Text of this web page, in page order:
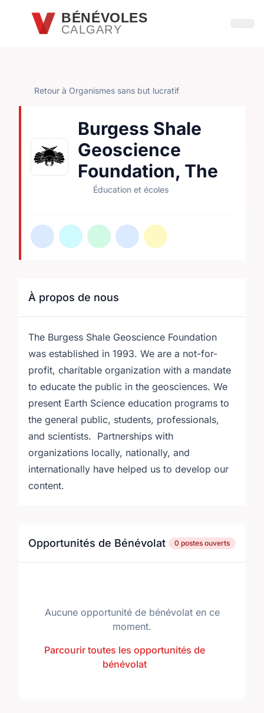
Passer au contenu principal
BÉNÉVOLES
CALGARY
Retour à Organismes sans but lucratif
Burgess Shale
Geoscience
Foundation, The
Éducation et écoles
À propos de nous
The Burgess Shale Geoscience Foundation
was established in 1993. We are a not-for-
profit, charitable organization with a mandate
to educate the public in the geosciences. We
present Earth Science education programs to
the general public, students, professionals,
and scientists. Partnerships with
organizations locally, nationally, and
internationally have helped us to develop our
content.
Opportunités de Bénévolat 0 postes ouverts
Aucune opportunité de bénévolat en ce
moment.
Parcourir toutes les opportunités de
bénévolat